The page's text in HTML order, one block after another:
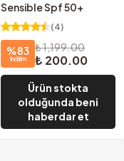
Sensible Spf 50+
(4)
%83
İndirim
₺ 1,199.00
₺ 200.00
Ürün stokta
olduğunda beni
haberdar et